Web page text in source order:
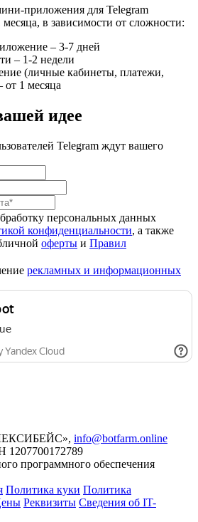
приложения для Telegram
в зависимости от сложности:
– 3-7 дней
– 1-2 недели
(личные кабинеты, платежи,
от 1 месяца
идее
Telegram ждут вашего
персональных данных
конфиденциальности, а также
оферты и Правил
рекламных и информационных
, info@botfarm.online
программного обеспечения
Политика куки Политика
Реквизиты Сведения об IT-